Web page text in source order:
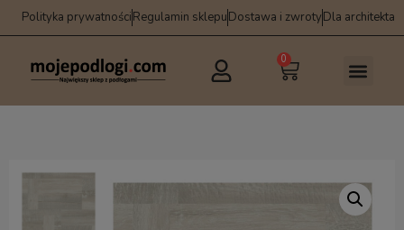
Polityka prywatnościRegulamin sklepuDostawa i zwrotyDla architekta
0